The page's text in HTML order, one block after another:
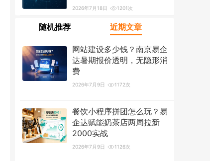
2026年7月18日 1201次
随机推荐 近期文章
网站建设多少钱？南京易企
达暑期报价透明，无隐形消
费
2026年7月9日 1172次
餐饮小程序拼团怎么玩？易
企达赋能奶茶店两周拉新
2000实战
2026年7月9日 1126次